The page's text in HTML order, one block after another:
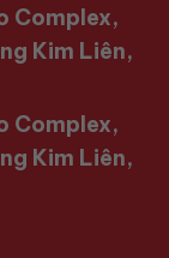
Complex,
Kim Liên,
Complex,
Kim Liên,